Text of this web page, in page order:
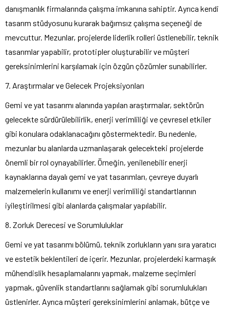
danışmanlık firmalarında çalışma imkanına sahiptir. Ayrıca kendi
tasarım stüdyosunu kurarak bağımsız çalışma seçeneği de
mevcuttur. Mezunlar, projelerde liderlik rolleri üstlenebilir, teknik
tasarımlar yapabilir, prototipler oluşturabilir ve müşteri
gereksinimlerini karşılamak için özgün çözümler sunabilirler.
7. Araştırmalar ve Gelecek Projeksiyonları
Gemi ve yat tasarımı alanında yapılan araştırmalar, sektörün
gelecekte sürdürülebilirlik, enerji verimliliği ve çevresel etkiler
gibi konulara odaklanacağını göstermektedir. Bu nedenle,
mezunlar bu alanlarda uzmanlaşarak gelecekteki projelerde
önemli bir rol oynayabilirler. Örneğin, yenilenebilir enerji
kaynaklarına dayalı gemi ve yat tasarımları, çevreye duyarlı
malzemelerin kullanımı ve enerji verimliliği standartlarının
iyileştirilmesi gibi alanlarda çalışmalar yapılabilir.
8. Zorluk Derecesi ve Sorumluluklar
Gemi ve yat tasarımı bölümü, teknik zorlukların yanı sıra yaratıcı
ve estetik beklentileri de içerir. Mezunlar, projelerdeki karmaşık
mühendislik hesaplamalarını yapmak, malzeme seçimleri
yapmak, güvenlik standartlarını sağlamak gibi sorumlulukları
üstlenirler. Ayrıca müşteri gereksinimlerini anlamak, bütçe ve